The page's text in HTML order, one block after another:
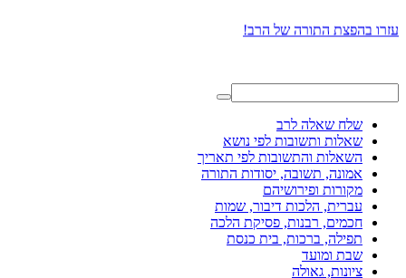
עזרו בהפצת התורה של הרב!
שלח שאלה לרב
שאלות ותשובות לפי נושא
השאלות והתשובות לפי תאריך
אמונה, תשובה, יסודות התורה
מקורות ופירושיהם
עברית, הלכות דיבור, שמות
חכמים, רבנות, פסיקת הלכה
תפילה, ברכות, בית כנסת
שבת ומועד
ציונות, גאולה